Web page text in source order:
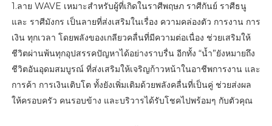
1.ลาย WAVE เหมาะสำหรับผู้ที่เกิดในราศีพฤษภ ราศีกันย์ ราศีธนู
และ ราศีมังกร เป็นลายที่ส่งเสริมในเรื่อง ความคล่องตัว การงาน การ
เงิน ทุกเวลา โดยพลังของเกลียวคลื่นที่มีความต่อเนื่อง ช่วยเสริมให้
ชีวิตผ่านพ้นทุกอุปสรรคปัญหาได้อย่างราบรื่น อีกทั้ง “น้ำ”ยังหมายถึง
ชีวิตอันอุดมสมบูรณ์ ที่ส่งเสริมให้เจริญก้าวหน้าในอาชีพการงาน และ
การค้า การเงินเติบโต ทั้งยังเพิ่มเติมด้วยพลังคลื่นที่เป็นคู่ ช่วยส่งผล
ให้ครอบครัว คนรอบข้าง และบริวารได้รับโชคไปพร้อมๆ กับตัวคุณ